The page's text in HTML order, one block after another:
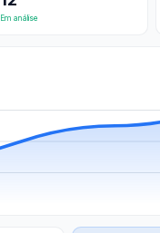
Em análise